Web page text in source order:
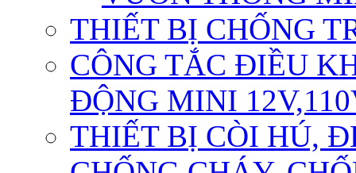
THIẾT BỊ CHỐNG
CÔNG TẮC ĐIỀU
ĐỘNG MINI
THIẾT BỊ CÒI HÚ,